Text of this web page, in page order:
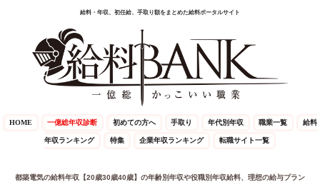
給料・年収、初任給、手取り額をまとめた給料ポータルサイト
HOME 一億総年収診断 初めての方へ 手取り 年代別年収 職業一覧 給料
年収ランキング 特集 企業年収ランキング 転職サイト一覧
都築電気の給料年収【20歳30歳40歳】の年齢別年収や役職別年収給料、理想の給与プラン